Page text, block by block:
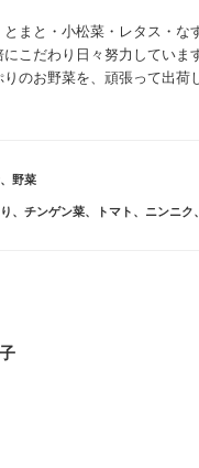
とまと・小松菜・レタス・
にこだわり日々努力していま
のお野菜を、頑張って出荷
、 野菜
、 チンゲン菜、 トマト 、 ニンニク、